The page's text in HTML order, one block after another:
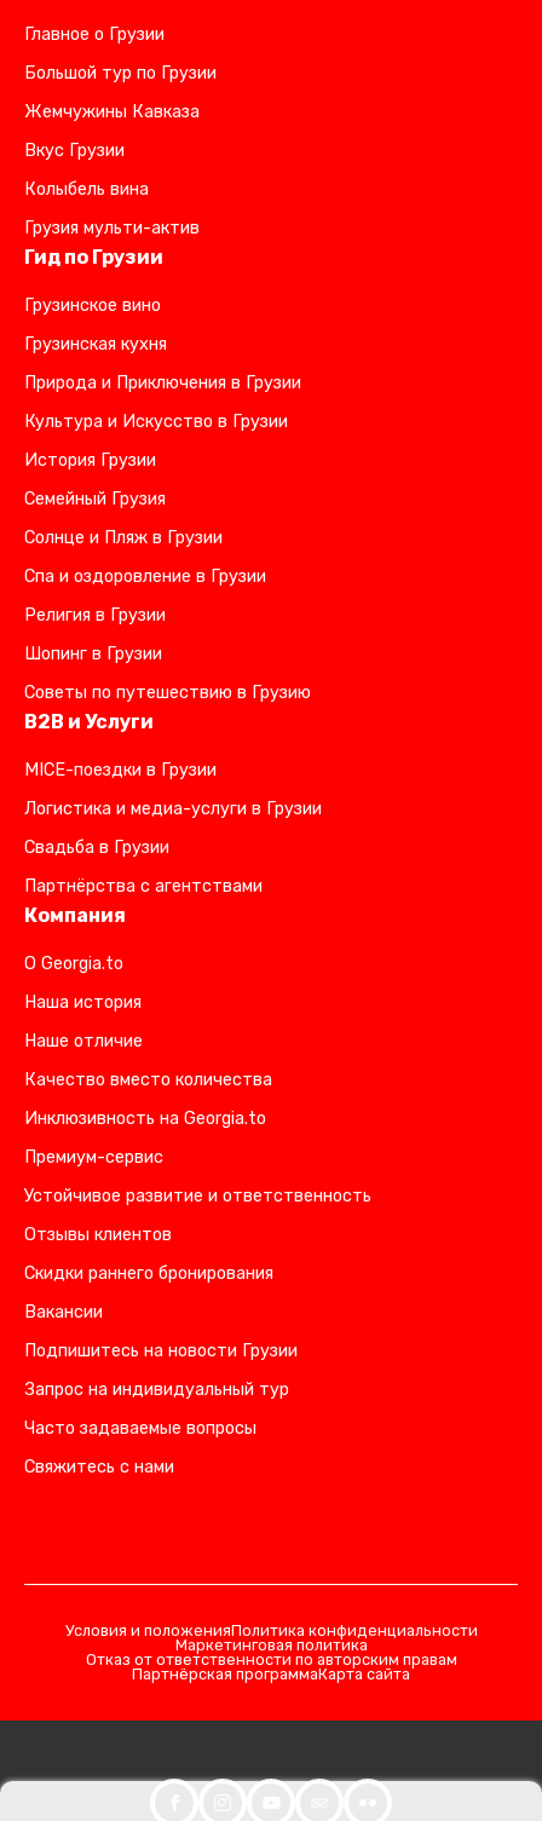
Главное о Грузии
Большой тур по Грузии
Жемчужины Кавказа
Вкус Грузии
Колыбель вина
Грузия мульти-актив
Гид по Грузии
Грузинское вино
Грузинская кухня
Природа и Приключения в Грузии
Культура и Искусство в Грузии
История Грузии
Семейный Грузия
Солнце и Пляж в Грузии
Спа и оздоровление в Грузии
Религия в Грузии
Шопинг в Грузии
Советы по путешествию в Грузию
B2B и Услуги
MICE-поездки в Грузии
Логистика и медиа-услуги в Грузии
Свадьба в Грузии
Партнёрства с агентствами
Компания
О Georgia.to
Наша история
Наше отличие
Качество вместо количества
Инклюзивность на Georgia.to
Премиум-сервис
Устойчивое развитие и ответственность
Отзывы клиентов
Скидки раннего бронирования
Вакансии
Подпишитесь на новости Грузии
Запрос на индивидуальный тур
Часто задаваемые вопросы
Свяжитесь с нами
Условия и положенияПолитика конфиденциальности
Маркетинговая политика
Отказ от ответственности по авторским правам
Партнёрская программаКарта сайта